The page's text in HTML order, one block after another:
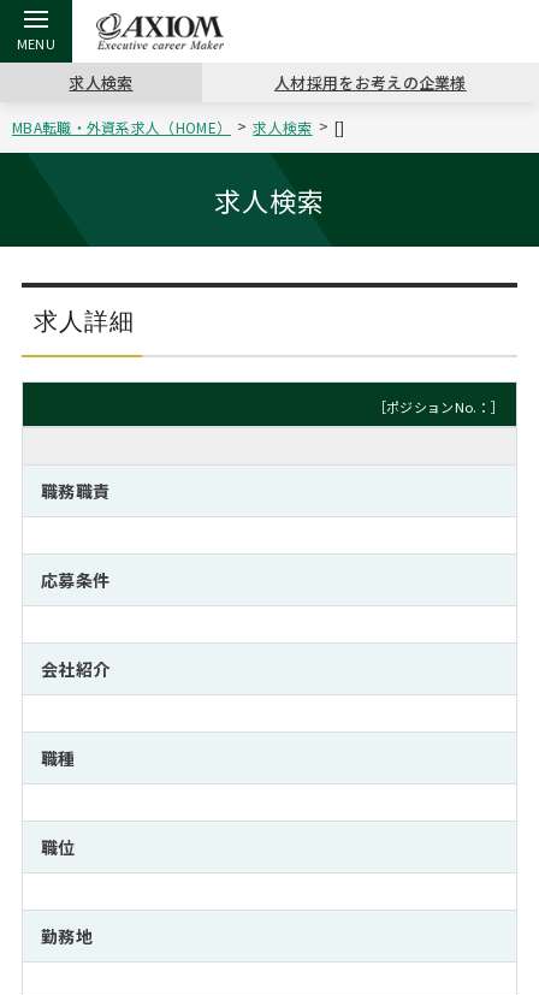
戻る
アクシアムの特長
コンサ
サービス案内 キャリ
コンサルタントの紹介
戻る
キャリア支援 TOP
キャリアデザイン講座
（最新求人市場動向）
MBAの
おわり
ステージ別アドバイス
MBA留学生数の推移
日本か
インターン受入企業一覧
MBAを生かす求人特集
年齢と年収の相関図
戻る
転職ツール TOP
英文レジュメの書き方 パワー
職務経歴書の書き方
よくある面接Q&A集
外資系／面接攻略のコツ
戻る
転職コラム TOP
“展”職相談室
転職市場の明日をよめ
転職成功への4つの鍵
キャリアに効く一冊
注目企業インタビュー
戻る
イベント・セミナー TOP
ジョブフェア
キャリアデザインセミナー
キャリアフォーラム
プロ経営者の特別セミナー
Career Talk Live
MBA NETWORKING
戻る
会社概要 TOP
沿革
主なクライアント
採用情報
パブリシティ
ニュースリリース
求人検索 人材採用をお考えの企業様
MBA転職・外資系求人（HOME） 求人検索 []
求人検索
求人詳細
［ポジションNo.：］
職務職責
応募条件
会社紹介
職種
職位
勤務地